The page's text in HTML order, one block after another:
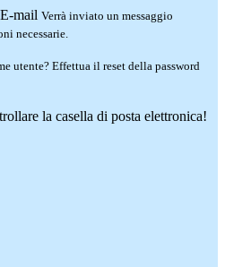
E-mail Verrà inviato un messaggio
necessarie.
utente? Effettua il reset della password
la casella di posta elettronica!